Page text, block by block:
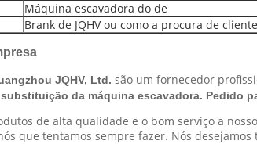
Máquina escavadora do de
Brank de JQHV ou como a procura de
JQHV, Ltd. são um fornecedor
da máquina escavadora. Pedido
de alta qualidade e o bom serviço a
que tentamos sempre fazer. Nós